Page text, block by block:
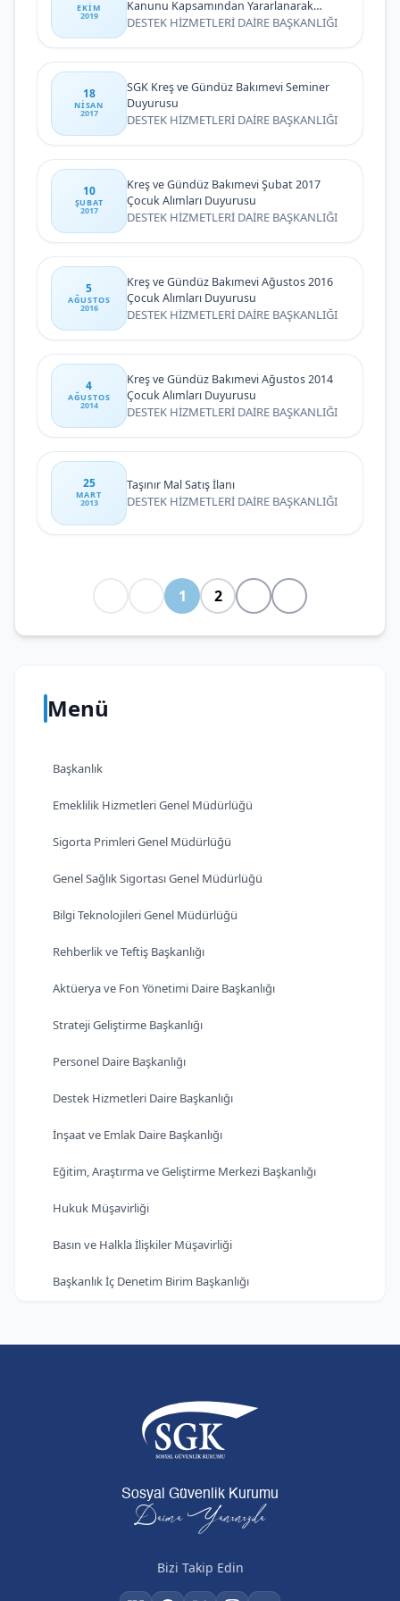
Menü
Başkanlık
Emeklilik Hizmetleri Genel Müdürlüğü
Sigorta Primleri Genel Müdürlüğü
Genel Sağlık Sigortası Genel Müdürlüğü
Bilgi Teknolojileri Genel Müdürlüğü
Rehberlik ve Teftiş Başkanlığı
Aktüerya ve Fon Yönetimi Daire Başkanlığı
Strateji Geliştirme Başkanlığı
Personel Daire Başkanlığı
Destek Hizmetleri Daire Başkanlığı
İnşaat ve Emlak Daire Başkanlığı
Eğitim, Araştırma ve Geliştirme Merkezi Başkanlığı
Hukuk Müşavirliği
Basın ve Halkla İlişkiler Müşavirliği
Başkanlık İç Denetim Birim Başkanlığı
EKIM
2019
Kanunu Kapsamından Yararlanarak
Sürekli İşçi Kadrolarına Yerleştirme
DESTEK HİZMETLERİ DAİRE BAŞKANLIĞI
18
NISAN
2017
SGK Kreş ve Gündüz Bakımevi Seminer
Duyurusu
DESTEK HİZMETLERİ DAİRE BAŞKANLIĞI
10
ŞUBAT
2017
Kreş ve Gündüz Bakımevi Şubat 2017
Çocuk Alımları Duyurusu
DESTEK HİZMETLERİ DAİRE BAŞKANLIĞI
5
AĞUSTOS
2016
Kreş ve Gündüz Bakımevi Ağustos 2016
Çocuk Alımları Duyurusu
DESTEK HİZMETLERİ DAİRE BAŞKANLIĞI
4
AĞUSTOS
2014
Kreş ve Gündüz Bakımevi Ağustos 2014
Çocuk Alımları Duyurusu
DESTEK HİZMETLERİ DAİRE BAŞKANLIĞI
25
MART
2013
Taşınır Mal Satış İlanı
DESTEK HİZMETLERİ DAİRE BAŞKANLIĞI
1 2
Sosyal Güvenlik Kurumu
Daima Yanınızda
Bizi Takip Edin